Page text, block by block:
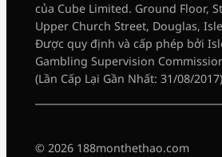
của Cube Limited. Ground Floor,
Upper Church Street, Douglas,
Được quy định và cấp phép bởi
Gambling Supervision
(Lần Cấp Lại Gần Nhất: 31/08/
© 2026 188monthethao.com